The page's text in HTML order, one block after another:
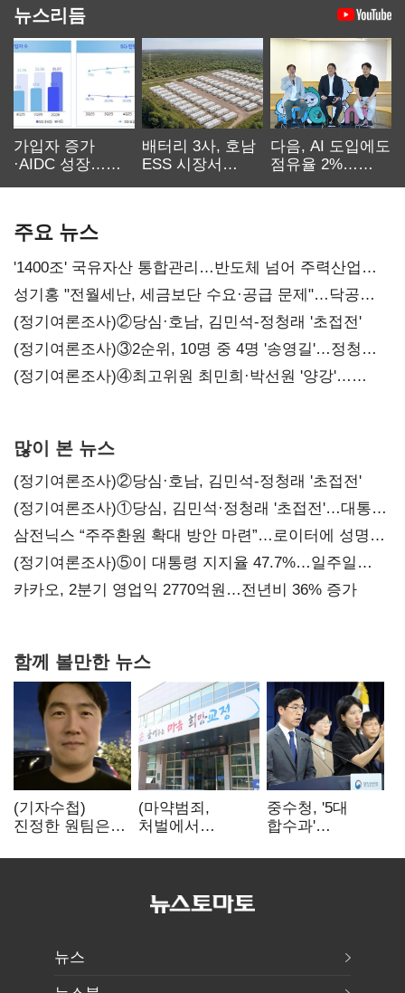
뉴스리듬
가입자 증가
·AIDC 성장…
배터리 3사, 호남
ESS 시장서
다음, AI 도입에도
점유율 2%…
주요 뉴스
'1400조' 국유자산 통합관리…반도체 넘어 주력산업
구조혁신
성기홍 "전월세난, 세금보단 수요·공급 문제"…닥공
시사
(정기여론조사)②당심·호남, 김민석-정청래 '초접전'
(정기여론조사)③2순위, 10명 중 4명 '송영길'…정청래
'한 자릿수'
(정기여론조사)④최고위원 최민희·박선원 '양강'…
많이 본 뉴스
(정기여론조사)②당심·호남, 김민석-정청래 '초접전'
(정기여론조사)①당심, 김민석·정청래 '초접전'…대통령
지지도 '50% 아래로'(종합)
삼전닉스 “주주환원 확대 방안 마련”…로이터에 성명
보내
(정기여론조사)⑤이 대통령 지지율 47.7%…일주일
만에 다시 40%대
카카오, 2분기 영업익 2770억원…전년비 36% 증가
함께 볼만한 뉴스
(기자수첩)
진정한 원팀은
때 완성
(마약범죄,
처벌에서
마약은 전염병…
재활과정 개발
중"
중수청, '5대
합수과'
수사·기소
뉴스